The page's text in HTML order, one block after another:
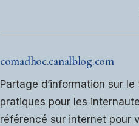
comadhoc.canalblog.com
Partage d’information sur
pratiques pour les
référencé sur internet pour